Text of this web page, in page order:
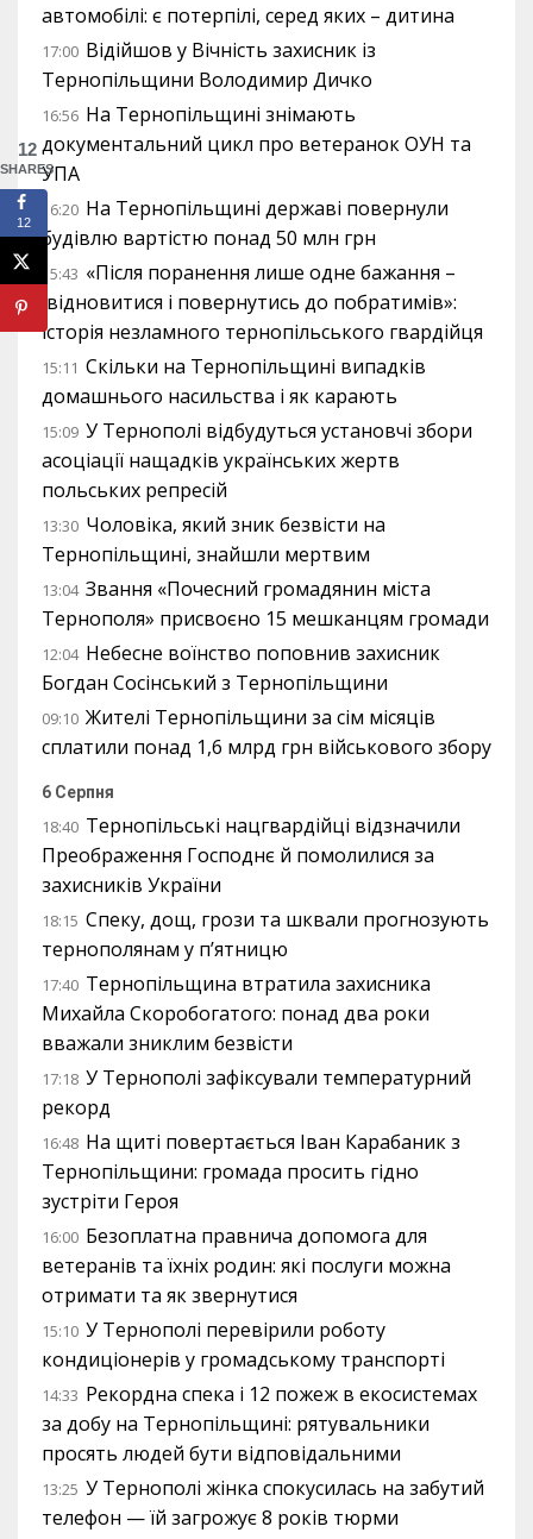
автомобілі: є потерпілі, серед яких – дитина
17:00 Відійшов у Вічність захисник із
Тернопільщини Володимир Дичко
16:56 На Тернопільщині знімають
документальний цикл про ветеранок ОУН та
УПА
16:20 На Тернопільщині державі повернули
будівлю вартістю понад 50 млн грн
15:43 «Після поранення лише одне бажання –
відновитися і повернутись до побратимів»:
історія незламного тернопільського гвардійця
15:11 Скільки на Тернопільщині випадків
домашнього насильства і як карають
15:09 У Тернополі відбудуться установчі збори
асоціації нащадків українських жертв
польських репресій
13:30 Чоловіка, який зник безвісти на
Тернопільщині, знайшли мертвим
13:04 Звання «Почесний громадянин міста
Тернополя» присвоєно 15 мешканцям громади
12:04 Небесне воїнство поповнив захисник
Богдан Сосінський з Тернопільщини
09:10 Жителі Тернопільщини за сім місяців
сплатили понад 1,6 млрд грн військового збору
6 Серпня
18:40 Тернопільські нацгвардійці відзначили
Преображення Господнє й помолилися за
захисників України
18:15 Спеку, дощ, грози та шквали прогнозують
тернополянам у п’ятницю
17:40 Тернопільщина втратила захисника
Михайла Скоробогатого: понад два роки
вважали зниклим безвісти
17:18 У Тернополі зафіксували температурний
рекорд
16:48 На щиті повертається Іван Карабаник з
Тернопільщини: громада просить гідно
зустріти Героя
16:00 Безоплатна правнича допомога для
ветеранів та їхніх родин: які послуги можна
отримати та як звернутися
15:10 У Тернополі перевірили роботу
кондиціонерів у громадському транспорті
14:33 Рекордна спека і 12 пожеж в екосистемах
за добу на Тернопільщині: рятувальники
просять людей бути відповідальними
13:25 У Тернополі жінка спокусилась на забутий
телефон — їй загрожує 8 років тюрми
12
SHARES
12